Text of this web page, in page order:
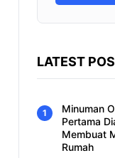
LATEST
Minuman
Pertama
Membuat
Rumah